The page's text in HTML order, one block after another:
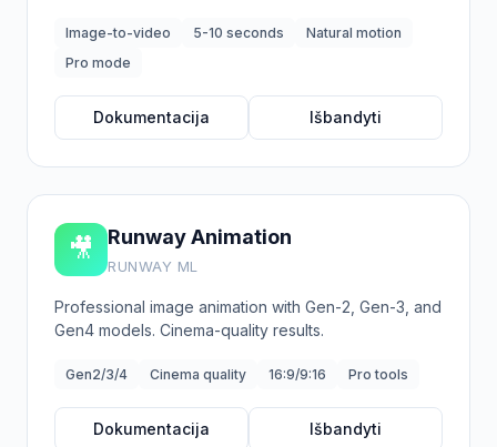
Image-to-video 5-10 seconds
Natural motion
Pro mode
Dokumentacija Išbandyti
🎥 Runway Animation
RUNWAY ML
Professional image animation with Gen-2, Gen-3, and
Gen4 models. Cinema-quality results.
Gen2/3/4 Cinema quality 16:9/9:16 Pro tools
Dokumentacija Išbandyti